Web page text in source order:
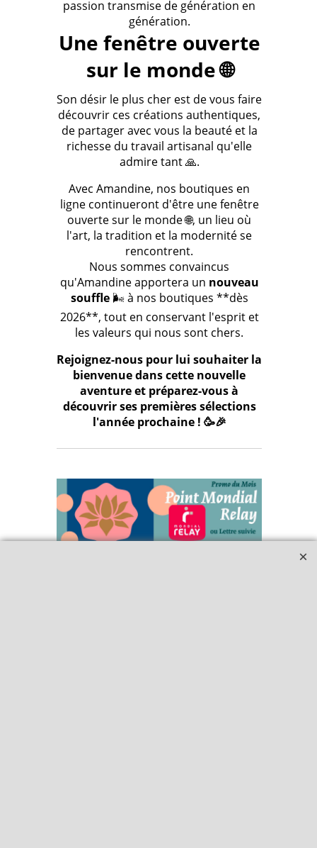
passion transmise de génération en
génération.
Une fenêtre ouverte
sur le monde 🌐
Son désir le plus cher est de vous faire
découvrir ces créations authentiques,
de partager avec vous la beauté et la
richesse du travail artisanal qu'elle
admire tant 🙏.
Avec Amandine, nos boutiques en
ligne continueront d'être une fenêtre
ouverte sur le monde 🌐, un lieu où
l'art, la tradition et la modernité se
rencontrent.
Nous sommes convaincus
qu'Amandine apportera un nouveau
souffle🌬️ à nos boutiques **dès
2026**, tout en conservant l'esprit et
les valeurs qui nous sont chers.
Rejoignez-nous pour lui souhaiter la
bienvenue dans cette nouvelle
aventure et préparez-vous à
découvrir ses premières sélections
l'année prochaine ! 🥳🎉